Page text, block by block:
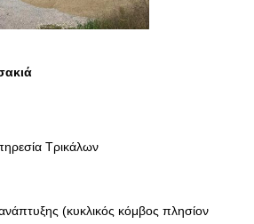
Τρικάλων
(κυκλικός κόμβος πλησίον